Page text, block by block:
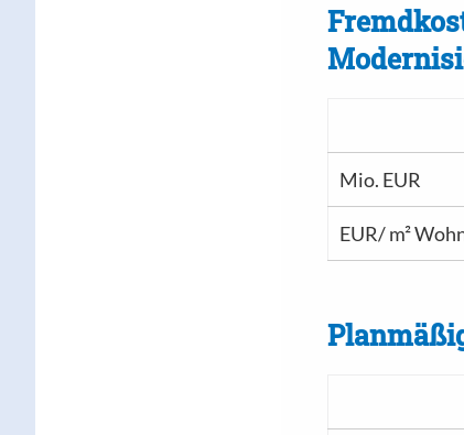
Mio. EUR
EUR/ m²